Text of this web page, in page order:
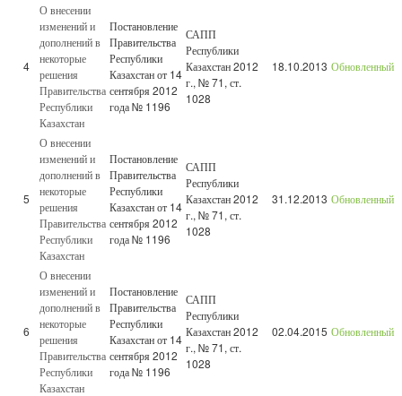
4
О внесении
изменений и
дополнений в
некоторые
решения
Правительства
Республики
Казахстан
Постановление
Правительства
Республики
Казахстан от 14
сентября 2012
года № 1196
САПП
Республики
Казахстан 2012
г., № 71, ст.
1028
18.10.2013 Обновленный
5
О внесении
изменений и
дополнений в
некоторые
решения
Правительства
Республики
Казахстан
Постановление
Правительства
Республики
Казахстан от 14
сентября 2012
года № 1196
САПП
Республики
Казахстан 2012
г., № 71, ст.
1028
31.12.2013 Обновленный
6
О внесении
изменений и
дополнений в
некоторые
решения
Правительства
Республики
Казахстан
Постановление
Правительства
Республики
Казахстан от 14
сентября 2012
года № 1196
САПП
Республики
Казахстан 2012
г., № 71, ст.
1028
02.04.2015 Обновленный